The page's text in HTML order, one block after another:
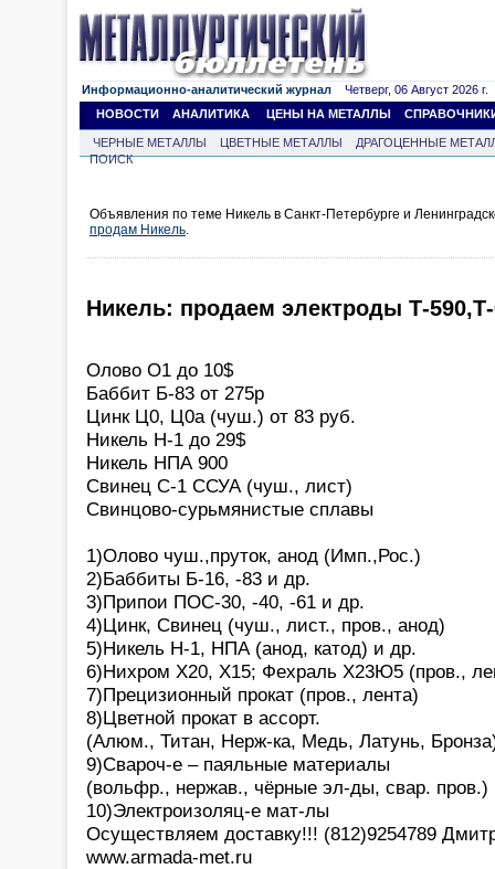
Информационно-аналитический журнал Четверг, 06 Август 2026 г.
НОВОСТИ
АНАЛИТИКА ЦЕНЫ НА МЕТАЛЛЫ
ЧЕРНЫЕ МЕТАЛЛЫ ЦВЕТНЫЕ МЕТАЛЛЫ
ДРАГОЦЕННЫЕ
ПОИСК
Объявления по теме Никель в Санкт-Петербурге и
продам Никель.
Никель: продаем электроды Т-
Олово О1 до 10$
Баббит Б-83 от 275р
Цинк Ц0, Ц0а (чуш.) от 83 руб.
Никель Н-1 до 29$
Никель НПА 900
Свинец С-1 ССУА (чуш., лист)
Свинцово-сурьмянистые сплавы
1)Олово чуш.,пруток, анод (Имп.,Рос.)
2)Баббиты Б-16, -83 и др.
3)Припои ПОС-30, -40, -61 и др.
4)Цинк, Свинец (чуш., лист., пров., анод)
5)Никель Н-1, НПА (анод, катод) и др.
6)Нихром Х20, Х15; Фехраль Х23Ю5 (пров.,
7)Прецизионный прокат (пров., лента)
8)Цветной прокат в ассорт.
(Алюм., Титан, Нерж-ка, Медь, Латунь,
9)Свароч-е – паяльные материалы
(вольфр., нержав., чёрные эл-ды, свар. пров.)
10)Электроизоляц-е мат-лы
Осуществляем доставку!!! (812)9254789
www.armada-met.ru